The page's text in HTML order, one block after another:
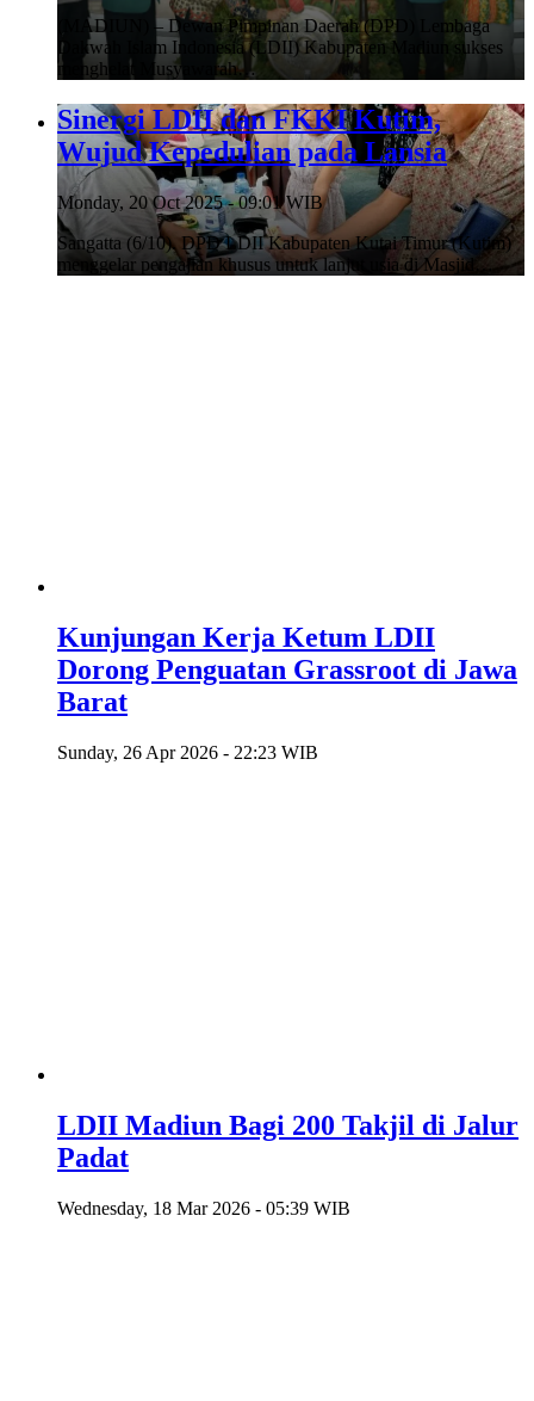
(MADIUN) – Dewan Pimpinan Daerah (DPD) Lembaga
Dakwah Islam Indonesia (LDII) Kabupaten Madiun sukses
menghelat Musyawarah…
Sinergi LDII dan FKKI Kutim,
Wujud Kepedulian pada Lansia
Monday, 20 Oct 2025 - 09:01 WIB
Sangatta (6/10). DPD LDII Kabupaten Kutai Timur (Kutim)
menggelar pengajian khusus untuk lanjut usia di Masjid…
Kunjungan Kerja Ketum LDII
Dorong Penguatan Grassroot di Jawa
Barat
Sunday, 26 Apr 2026 - 22:23 WIB
LDII Madiun Bagi 200 Takjil di Jalur
Padat
Wednesday, 18 Mar 2026 - 05:39 WIB